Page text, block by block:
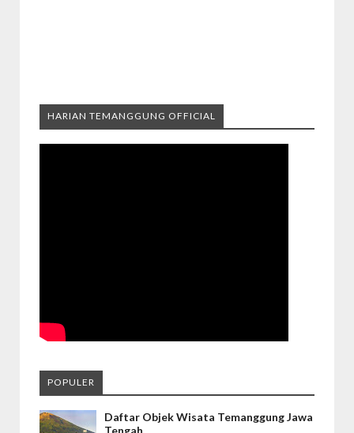
HARIAN TEMANGGUNG OFFICIAL
POPULER
Daftar Objek Wisata Temanggung Jawa
Tengah